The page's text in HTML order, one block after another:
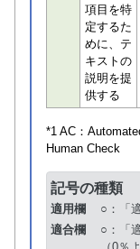
項目を特
定するた
めに、テ
キストの
説明を提
供する
*1 AC：
Human Check
記号の種類
適用欄
○：「
適合欄
○：「